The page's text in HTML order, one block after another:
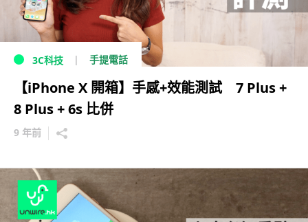
3C科技 手提電話
【iPhone X 開箱】手感+效能測試 7 Plus +
8 Plus + 6s 比併
9 年前